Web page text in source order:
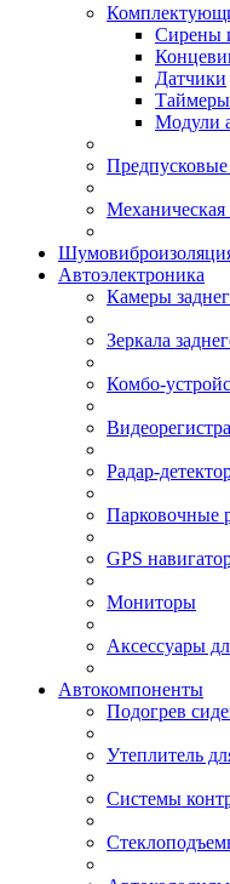
Сирены
Датчики
Таймеры
Модули
Предпусковые
Механическая
Автоэлектроника
Камеры
Зеркала
Комбо-
Радар-
Парковочные
GPS
Мониторы
Аксессуары
Автокомпоненты
Подогрев
Утеплитель
Системы